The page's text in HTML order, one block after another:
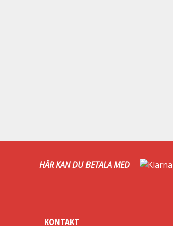
HÄR KAN DU BETALA MED
KONTAKT